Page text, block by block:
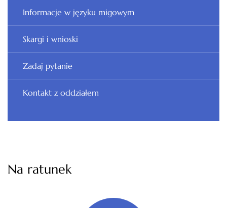
Informacje w języku migowym
Skargi i wnioski
Zadaj pytanie
Kontakt z oddziałem
Na ratunek